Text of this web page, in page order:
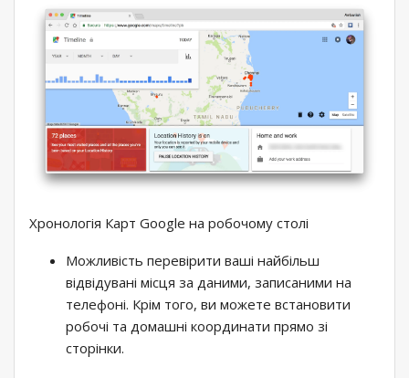
Хронологія Карт Google на робочому столі
Можливість перевірити ваші найбільш
відвідувані місця за даними, записаними на
телефоні. Крім того, ви можете встановити
робочі та домашні координати прямо зі
сторінки.